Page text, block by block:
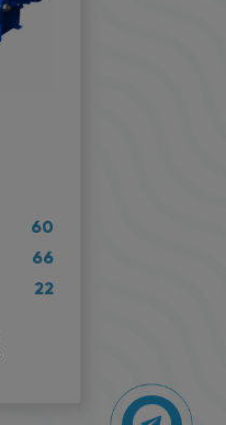
60
66
22